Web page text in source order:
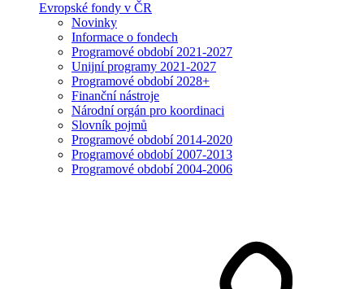
Evropské fondy v ČR
Novinky
Informace o fondech
Programové období 2021-2027
Unijní programy 2021-2027
Programové období 2028+
Finanční nástroje
Národní orgán pro koordinaci
Slovník pojmů
Programové období 2014-2020
Programové období 2007-2013
Programové období 2004-2006